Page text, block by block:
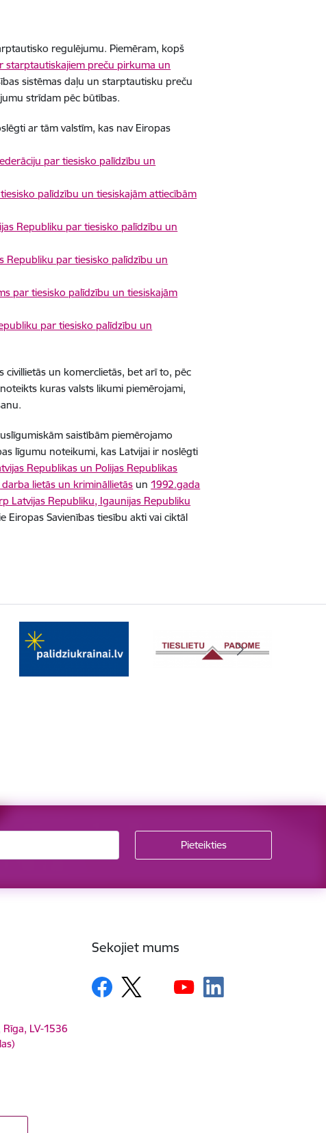
regulējumu. Piemēram, kopš
starptautiskajiem preču pirkuma un
sistēmas daļu un starptautisku preču
strīdam pēc būtības.
ar tām valstīm, kas nav Eiropas
par tiesisko palīdzību un
palīdzību un tiesiskajām attiecībām
Republiku par tiesisko palīdzību un
Republiku par tiesisko palīdzību un
par tiesisko palīdzību un tiesiskajām
par tiesisko palīdzību un
un komerclietās, bet arī to, pēc
kuras valsts likumi piemērojami,
saistībām piemērojamo
līgumu noteikumi, kas Latvijai ir noslēgti
Republikas un Polijas Republikas
lietās un krimināllietās un1992.gada
Latvijas Republiku, Igaunijas Republiku
Eiropas Savienības tiesību akti vai ciktāl
LV-1536
Sekojiet mums